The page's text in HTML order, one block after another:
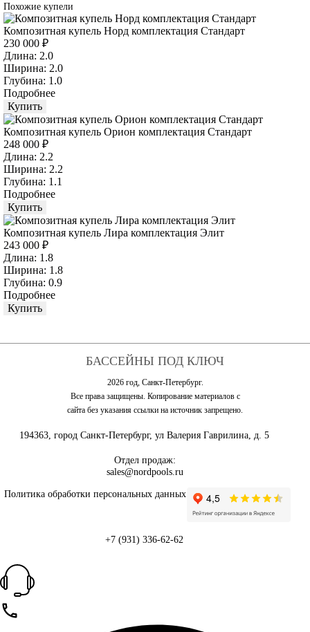
Похожие купели
Композитная купель Норд комплектация Стандарт
230 000 ₽
Длина: 2.0
Ширина: 2.0
Глубина: 1.0
Подробнее
Купить
Композитная купель Орион комплектация Стандарт
248 000 ₽
Длина: 2.2
Ширина: 2.2
Глубина: 1.1
Подробнее
Купить
Композитная купель Лира комплектация Элит
243 000 ₽
Длина: 1.8
Ширина: 1.8
Глубина: 0.9
Подробнее
Купить
БАССЕЙНЫ ПОД КЛЮЧ
2026 год, Санкт-Петербург.
Все права защищены. Копирование материалов с
сайта без указания ссылки на источник запрещено.
194363, город Санкт-Петербург, ул Валерия Гаврилина, д. 5
Отдел продаж:
sales@nordpools.ru
Политика обработки персональных данных
+7 (931) 336-62-62